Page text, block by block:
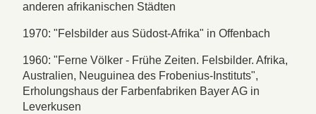
anderen afrikanischen Städten
1970: "Felsbilder aus Südost-Afrika" in Offenbach
1960: "Ferne Völker - Frühe Zeiten. Felsbilder. Afrika,
Australien, Neuguinea des Frobenius-Instituts",
Erholungshaus der Farbenfabriken Bayer AG in
Leverkusen